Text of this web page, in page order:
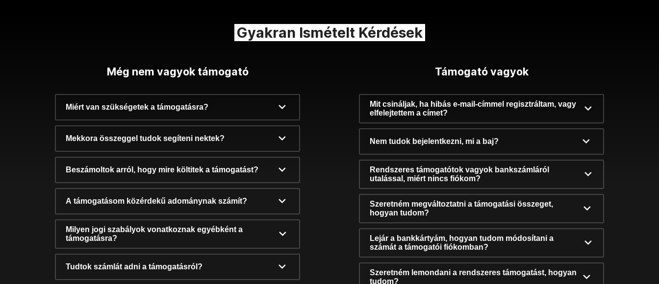
Gyakran Ismételt Kérdések
Még nem vagyok támogató
Miért van szükségetek a támogatásra?
Mekkora összeggel tudok segíteni nektek?
Beszámoltok arról, hogy mire költitek a támogatást?
A támogatásom közérdekű adománynak számít?
Milyen jogi szabályok vonatkoznak egyébként a
támogatásra?
Tudtok számlát adni a támogatásról?
Támogató vagyok
Mit csináljak, ha hibás e-mail-címmel regisztráltam, vagy
elfelejtettem a címet?
Nem tudok bejelentkezni, mi a baj?
Rendszeres támogatótok vagyok bankszámláról
utalással, miért nincs fiókom?
Szeretném megváltoztatni a támogatási összeget,
hogyan tudom?
Lejár a bankkártyám, hogyan tudom módosítani a
számát a támogatói fiókomban?
Szeretném lemondani a rendszeres támogatást, hogyan
tudom?